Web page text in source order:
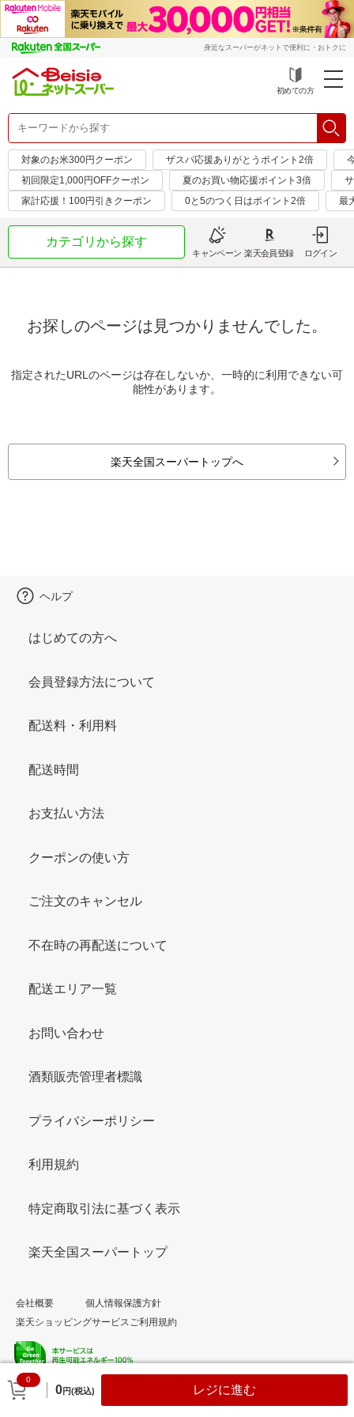
身近なスーパーがネットで便利に・おトクに
初めての方
対象のお米300円クーポン ザスパ応援ありがとうポイント2倍
初回限定1,000円OFFクーポン
夏のお買い物応援ポイント3倍
家計応援！100円引きクーポン
0と5のつく日はポイント2倍 最
カテゴリから探す
キャンペーン 楽天会員登録 ログイン
お探しのページは見つかりませんでした。
指定されたURLのページは存在しないか、一時的に利用できない可
能性があります。
楽天全国スーパートップへ
0
0円(税込) レジに進む
ヘルプ
はじめての方へ
会員登録方法について
配送料・利用料
配送時間
お支払い方法
クーポンの使い方
ご注文のキャンセル
不在時の再配送について
配送エリア一覧
お問い合わせ
酒類販売管理者標識
プライバシーポリシー
利用規約
特定商取引法に基づく表示
楽天全国スーパートップ
会社概要
個人情報保護方針
楽天ショッピングサービスご利用規約
© Rakuten Group, Inc.